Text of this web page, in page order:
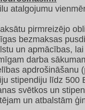
atalgojumu
pirmreizējo
bezmaksas
un apmācības,
darba
apdrošināšanu
stipendiju līdz 500
svētkos un
un atbalstām